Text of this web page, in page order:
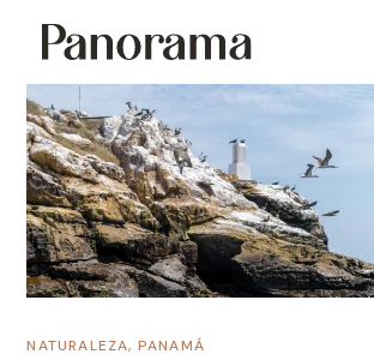
NATURALEZA, PANAMÁ